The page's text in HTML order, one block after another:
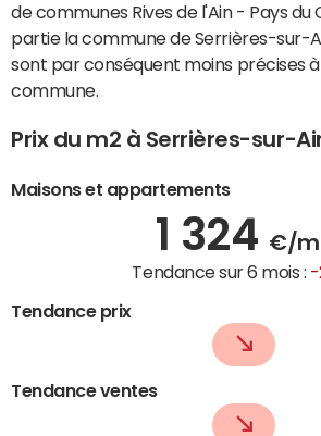
de communes Rives de l'Ain - Pays du
partie la commune de Serrières-sur-
sont par conséquent moins précises
commune.
Prix du m2 à Serrières-sur-
Maisons et appartements
1 324 €/
Tendance sur 6 mois : -
Tendance prix
Tendance ventes